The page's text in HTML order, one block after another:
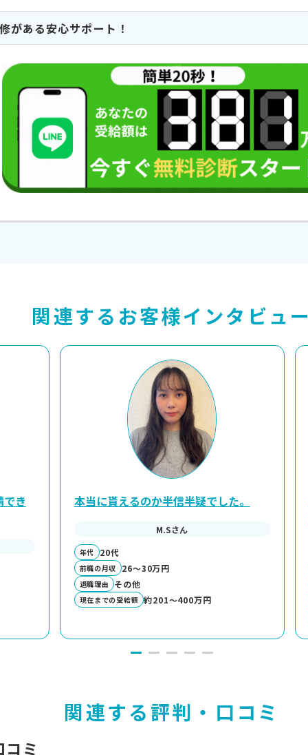
がある安心サポート！
関連するお客様インタビュー
き
本当に貰えるのか半信半疑でした。
M.Sさん
年代 20代
前職の月収 26～30万円
退職理由 その他
現在までの受給額 約201～400万円
関連する評判・口コミ
ミ